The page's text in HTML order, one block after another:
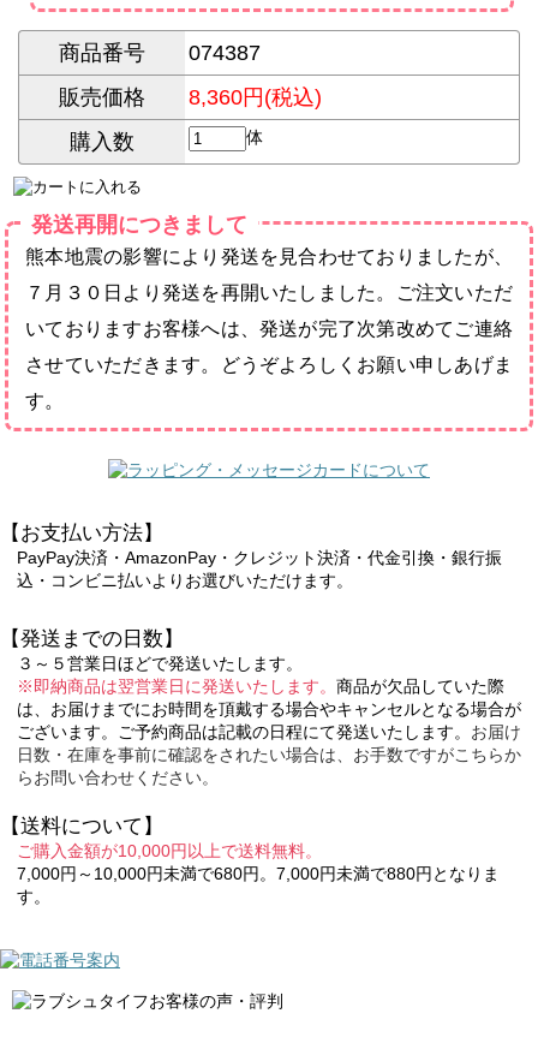
商品番号
074387
販売価格
8,360円(税込)
購入数
体
発送再開につきまして
熊本地震の影響により発送を見合わせておりましたが、
７月３０日より発送を再開いたしました。ご注文いただ
いておりますお客様へは、発送が完了次第改めてご連絡
させていただきます。どうぞよろしくお願い申しあげま
す。
【お支払い方法】
PayPay決済・AmazonPay・クレジット決済・代金引換・銀行振
込・コンビニ払いよりお選びいただけます。
【発送までの日数】
３～５営業日ほどで発送いたします。
※即納商品は翌営業日に発送いたします。 商品が欠品していた際
は、お届けまでにお時間を頂戴する場合やキャンセルとなる場合が
ございます。ご予約商品は記載の日程にて発送いたします。 お届け
日数・在庫を事前に確認をされたい場合は、お手数ですがこちらか
らお問い合わせください。
【送料について】
ご購入金額が10,000円以上で送料無料。
7,000円～10,000円未満で680円。7,000円未満で880円となりま
す。